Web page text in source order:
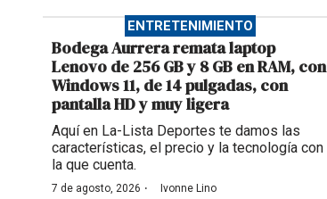
ENTRETENIMIENTO
Bodega Aurrera remata laptop
Lenovo de 256 GB y 8 GB en RAM, con
Windows 11, de 14 pulgadas, con
pantalla HD y muy ligera
Aquí en La-Lista Deportes te damos las
características, el precio y la tecnología con
la que cuenta.
7 de agosto, 2026 · Ivonne Lino